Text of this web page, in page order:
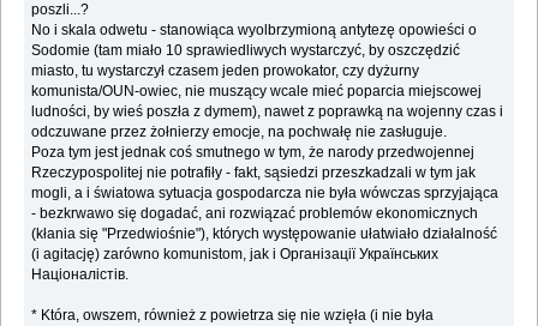
poszli...?
No i skala odwetu - stanowiąca wyolbrzymioną antytezę opowieści o
Sodomie (tam miało 10 sprawiedliwych wystarczyć, by oszczędzić
miasto, tu wystarczył czasem jeden prowokator, czy dyżurny
komunista/OUN-owiec, nie muszący wcale mieć poparcia miejscowej
ludności, by wieś poszła z dymem), nawet z poprawką na wojenny czas i
odczuwane przez żołnierzy emocje, na pochwałę nie zasługuje.
Poza tym jest jednak coś smutnego w tym, że narody przedwojennej
Rzeczypospolitej nie potrafiły - fakt, sąsiedzi przeszkadzali w tym jak
mogli, a i światowa sytuacja gospodarcza nie była wówczas sprzyjająca
- bezkrwawo się dogadać, ani rozwiązać problemów ekonomicznych
(kłania się "Przedwiośnie"), których występowanie ułatwiało działalność
(i agitację) zarówno komunistom, jak i Організації Українських
Націоналістів.
* Która, owszem, również z powietrza się nie wzięła (i nie była